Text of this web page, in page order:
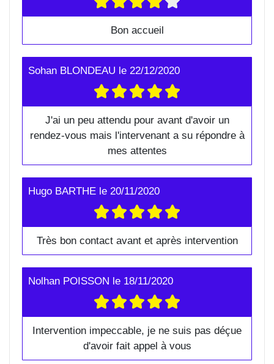
Bon accueil
Sohan BLONDEAU le 22/12/2020
J'ai un peu attendu pour avant d'avoir un
rendez-vous mais l'intervenant a su répondre à
mes attentes
Hugo BARTHE le 20/11/2020
Très bon contact avant et après intervention
Nolhan POISSON le 18/11/2020
Intervention impeccable, je ne suis pas déçue
d'avoir fait appel à vous